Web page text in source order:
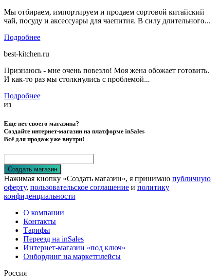
Мы отбираем, импортируем и продаем сортовой китайский
чай, посуду и аксессуары для чаепития. В силу длительного...
Подробнее
best-kitchen.ru
Признаюсь - мне очень повезло! Моя жена обожает готовить.
И как-то раз мы столкнулись с проблемой...
Подробнее
из
Еще нет своего магазина?
Создайте интернет-магазин на платформе inSales
Всё для продаж уже внутри!
Создать магазин
Нажимая кнопку «Создать магазин», я принимаю публичную
оферту, пользовательское соглашение и политику
конфиденциальности
О компании
Контакты
Тарифы
Переезд на inSales
Интернет-магазин «под ключ»
Онбординг на маркетплейсы
Россия